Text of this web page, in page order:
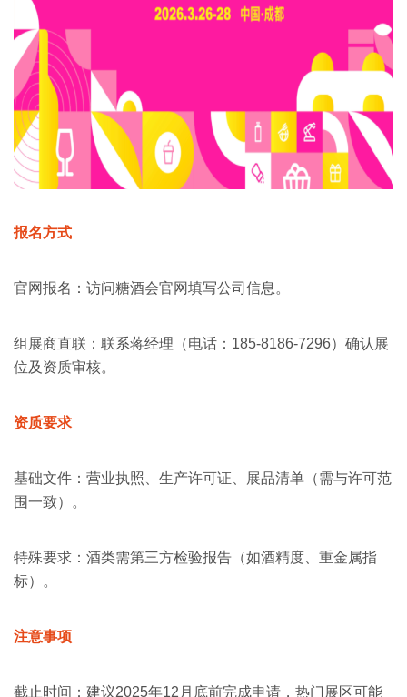
报名方式
官网报名‌：访问糖酒会官网填写公司信息‌。
组展商直联‌：联系蒋经理（电话：185-8186-7296）确认展
位及资质审核‌。
资质要求
基础文件‌：营业执照、生产许可证、展品清单（需与许可范
围一致）‌。
特殊要求‌：酒类需第三方检验报告（如酒精度、重金属指
标）‌。
注意事项
截止时间‌：建议2025年12月底前完成申请，热门展区可能